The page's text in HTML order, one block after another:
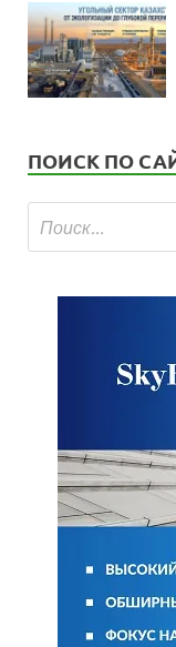
ПОИСК ПО